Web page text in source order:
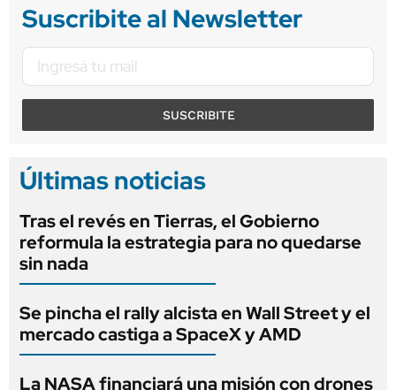
Suscribite al Newsletter
SUSCRIBITE
Últimas noticias
Tras el revés en Tierras, el Gobierno
reformula la estrategia para no quedarse
sin nada
Se pincha el rally alcista en Wall Street y el
mercado castiga a SpaceX y AMD
La NASA financiará una misión con drones